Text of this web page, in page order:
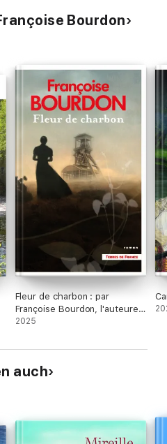
Bourdon
Fleur de charbon : par
Françoise Bourdon, l'auteure
de La Roche aux loups
2025
auch